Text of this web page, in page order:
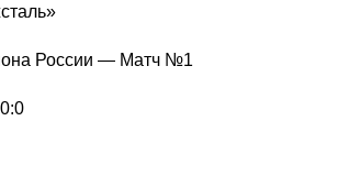
России — Матч №1